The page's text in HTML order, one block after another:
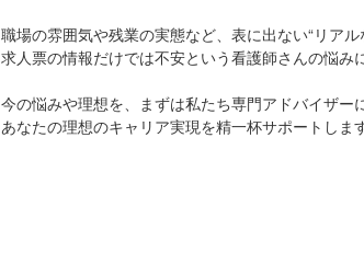
職場の雰囲気や残業の実態など、表に出ない“リアル
求人票の情報だけでは不安という看護師さんの悩み
今の悩みや理想を、まずは私たち専門アドバイザー
あなたの理想のキャリア実現を精一杯サポートします